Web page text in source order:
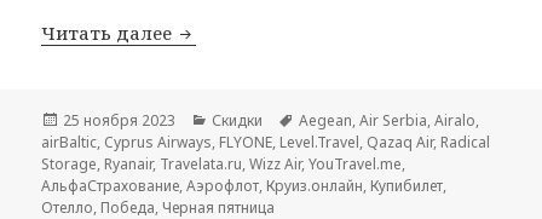
Читать далее Черная пятница 2023
Опубликовано
25 ноября 2023 Рубрики
Скидки Метки
Aegean,Air Serbia,Airalo,
airBaltic, Cyprus Airways, FLYONE, Level.Travel, Qazaq Air, Radical
Storage, Ryanair, Travelata.ru,Wizz Air,YouTravel.me,
АльфаСтрахование,Аэрофлот, Круиз.онлайн, Купибилет,
Отелло, Победа, Черная пятница